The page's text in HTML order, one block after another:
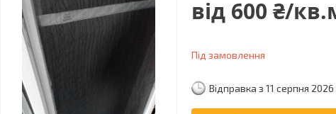
від 600 ₴/
Під замовлення
Відправка з 11 серпня 2026